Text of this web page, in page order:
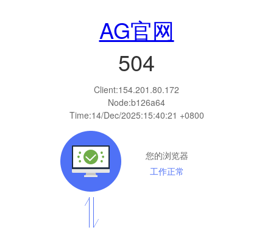
AG官网
504
Client:154.201.80.172
Node:b126a64
Time:14/Dec/2025:15:40:21 +0800
您的浏览器
工作正常